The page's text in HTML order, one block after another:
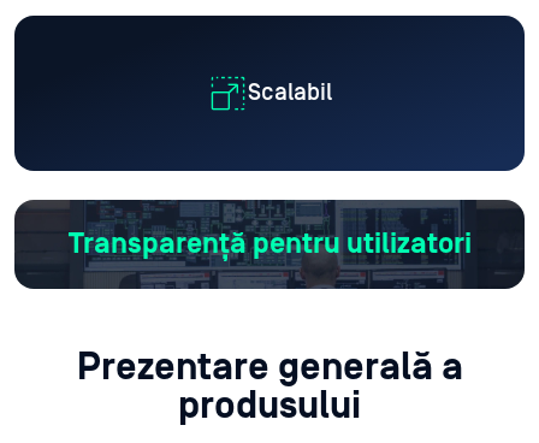
Scalabil
Transparență pentru utilizatori
Prezentare generală a
produsului